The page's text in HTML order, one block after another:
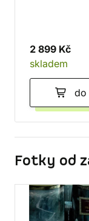
2 899 Kč
skladem
do
Fotky od